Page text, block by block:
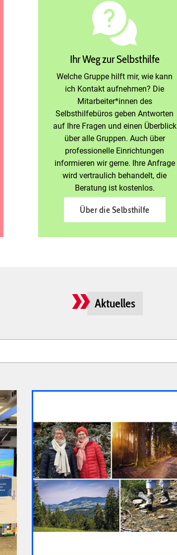
Ihr Weg zur Selbsthilfe
Welche Gruppe hilft mir, wie kann
ich Kontakt aufnehmen? Die
Mitarbeiter*innen des
Selbsthilfebüros geben Antworten
auf Ihre Fragen und einen Überblick
über alle Gruppen. Auch über
professionelle Einrichtungen
informieren wir gerne. Ihre Anfrage
wird vertraulich behandelt, die
Beratung ist kostenlos.
Über die Selbsthilfe
Aktuelles